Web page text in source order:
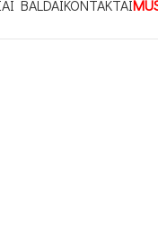
BALDAIKONTAKTAI